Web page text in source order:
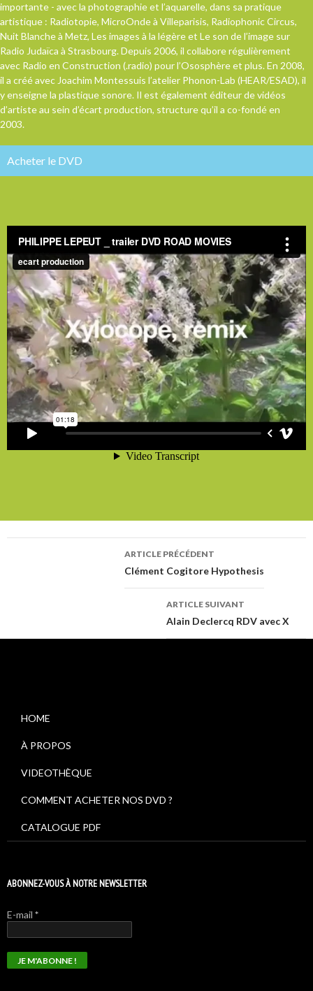
importante - avec la photographie et l’aquarelle, dans sa pratique
artistique : Radiotopie, MicroOnde à Villeparisis, Radiophonic Circus,
Nuit Blanche à Metz, Les images à la légère et Le son de l’image sur
Radio Judaïca à Strasbourg. Depuis 2006, il collabore régulièrement
avec Radio en Construction (.radio) pour l’Ososphère et plus. En 2008,
il a créé avec Joachim Montessuis l’atelier Phonon-Lab (HEAR/ESAD), il
y enseigne la plastique sonore. Il est également éditeur de vidéos
d’artiste au sein d’écart production, structure qu’il a co-fondé en
2003.
Acheter le DVD
Navigation
des
ARTICLE PRÉCÉDENT
Clément Cogitore Hypothesis
ARTICLE SUIVANT
Alain Declercq RDV avec X
HOME
À PROPOS
VIDEOTHÈQUE
COMMENT ACHETER NOS DVD ?
CATALOGUE PDF
ABONNEZ-VOUS À NOTRE NEWSLETTER
E-mail *